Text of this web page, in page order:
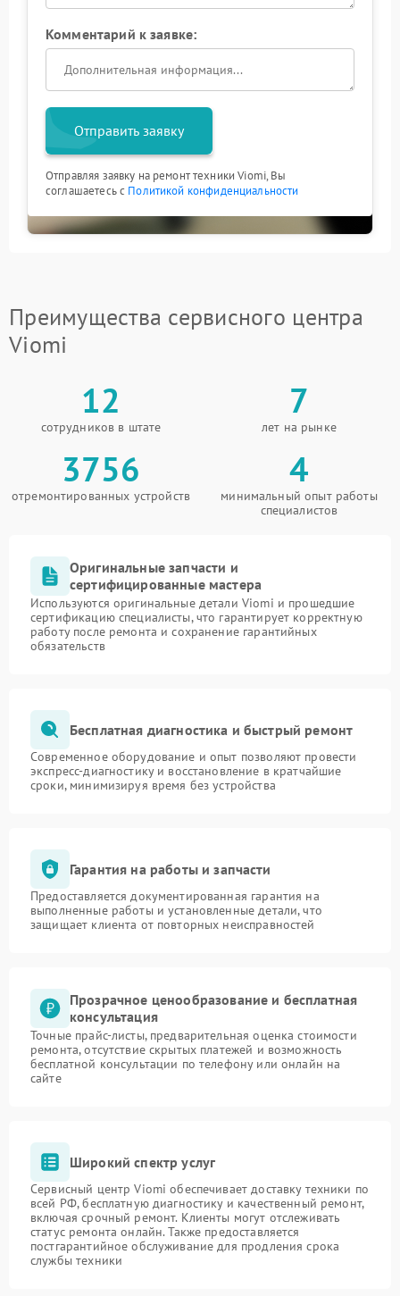
Комментарий к заявке:
Отправить заявку
Отправляя заявку на ремонт техники Viomi, Вы
соглашаетесь с Политикой конфиденциальности
Преимущества сервисного центра
Viomi
12
сотрудников в штате
7
лет на рынке
3756
отремонтированных устройств
4
минимальный опыт работы
специалистов
Оригинальные запчасти и
сертифицированные мастера
Используются оригинальные детали Viomi и прошедшие
сертификацию специалисты, что гарантирует корректную
работу после ремонта и сохранение гарантийных
обязательств
Бесплатная диагностика и быстрый ремонт
Современное оборудование и опыт позволяют провести
экспресс-диагностику и восстановление в кратчайшие
сроки, минимизируя время без устройства
Гарантия на работы и запчасти
Предоставляется документированная гарантия на
выполненные работы и установленные детали, что
защищает клиента от повторных неисправностей
Прозрачное ценообразование и бесплатная
консультация
Точные прайс-листы, предварительная оценка стоимости
ремонта, отсутствие скрытых платежей и возможность
бесплатной консультации по телефону или онлайн на
сайте
Широкий спектр услуг
Сервисный центр Viomi обеспечивает доставку техники по
всей РФ, бесплатную диагностику и качественный ремонт,
включая срочный ремонт. Клиенты могут отслеживать
статус ремонта онлайн. Также предоставляется
постгарантийное обслуживание для продления срока
службы техники